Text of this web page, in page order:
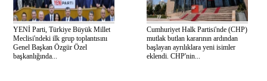
YENİ Parti, Türkiye Büyük Millet
Meclisi'ndeki ilk grup toplantısını
Genel Başkan Özgür Özel
başkanlığında...
Cumhuriyet Halk Partisi'nde (CHP)
mutlak butlan kararının ardından
başlayan ayrılıklara yeni isimler
eklendi. CHP'nin...